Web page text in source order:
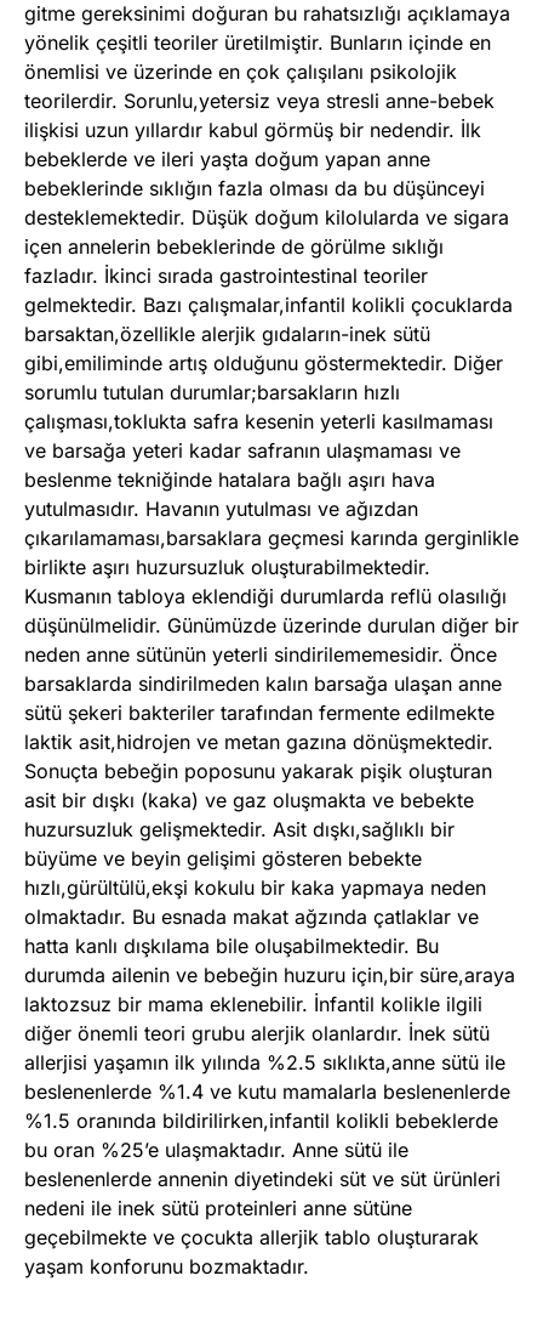
gitme gereksinimi doğuran bu rahatsızlığı açıklamaya
yönelik çeşitli teoriler üretilmiştir. Bunların içinde en
önemlisi ve üzerinde en çok çalışılanı psikolojik
teorilerdir. Sorunlu,yetersiz veya stresli anne-bebek
ilişkisi uzun yıllardır kabul görmüş bir nedendir. İlk
bebeklerde ve ileri yaşta doğum yapan anne
bebeklerinde sıklığın fazla olması da bu düşünceyi
desteklemektedir. Düşük doğum kilolularda ve sigara
içen annelerin bebeklerinde de görülme sıklığı
fazladır. İkinci sırada gastrointestinal teoriler
gelmektedir. Bazı çalışmalar,infantil kolikli çocuklarda
barsaktan,özellikle alerjik gıdaların-inek sütü
gibi,emiliminde artış olduğunu göstermektedir. Diğer
sorumlu tutulan durumlar;barsakların hızlı
çalışması,toklukta safra kesenin yeterli kasılmaması
ve barsağa yeteri kadar safranın ulaşmaması ve
beslenme tekniğinde hatalara bağlı aşırı hava
yutulmasıdır. Havanın yutulması ve ağızdan
çıkarılamaması,barsaklara geçmesi karında gerginlikle
birlikte aşırı huzursuzluk oluşturabilmektedir.
Kusmanın tabloya eklendiği durumlarda reflü olasılığı
düşünülmelidir. Günümüzde üzerinde durulan diğer bir
neden anne sütünün yeterli sindirilememesidir. Önce
barsaklarda sindirilmeden kalın barsağa ulaşan anne
sütü şekeri bakteriler tarafından fermente edilmekte
laktik asit,hidrojen ve metan gazına dönüşmektedir.
Sonuçta bebeğin poposunu yakarak pişik oluşturan
asit bir dışkı (kaka) ve gaz oluşmakta ve bebekte
huzursuzluk gelişmektedir. Asit dışkı,sağlıklı bir
büyüme ve beyin gelişimi gösteren bebekte
hızlı,gürültülü,ekşi kokulu bir kaka yapmaya neden
olmaktadır. Bu esnada makat ağzında çatlaklar ve
hatta kanlı dışkılama bile oluşabilmektedir. Bu
durumda ailenin ve bebeğin huzuru için,bir süre,araya
laktozsuz bir mama eklenebilir. İnfantil kolikle ilgili
diğer önemli teori grubu alerjik olanlardır. İnek sütü
allerjisi yaşamın ilk yılında %2.5 sıklıkta,anne sütü ile
beslenenlerde %1.4 ve kutu mamalarla beslenenlerde
%1.5 oranında bildirilirken,infantil kolikli bebeklerde
bu oran %25’e ulaşmaktadır. Anne sütü ile
beslenenlerde annenin diyetindeki süt ve süt ürünleri
nedeni ile inek sütü proteinleri anne sütüne
geçebilmekte ve çocukta allerjik tablo oluşturarak
yaşam konforunu bozmaktadır.